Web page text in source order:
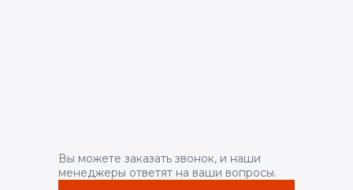
Вы можете заказать звонок, и наши
менеджеры ответят на ваши вопросы.